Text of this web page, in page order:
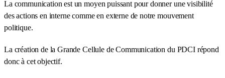
La communication est un moyen puissant pour donner une visibilité
des actions en interne comme en externe de notre mouvement
politique.
La création de la Grande Cellule de Communication du PDCI répond
donc à cet objectif.